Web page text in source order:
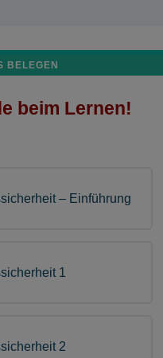
BELEGEN
beim Lernen!
– Einführung
1
2